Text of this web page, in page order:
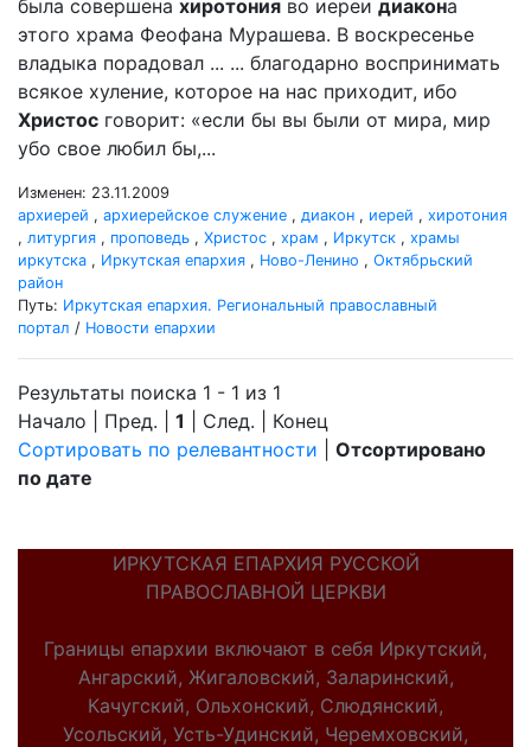
была совершена хиротония во иереи диакона
этого храма Феофана Мурашева. В воскресенье
владыка порадовал ... ... благодарно воспринимать
всякое хуление, которое на нас приходит, ибо
Христос говорит: «если бы вы были от мира, мир
убо свое любил бы,...
Изменен: 23.11.2009
архиерей , архиерейское служение , диакон , иерей , хиротония
, литургия , проповедь , Христос , храм , Иркутск , храмы
иркутска , Иркутская епархия , Ново-Ленино , Октябрьский
район
Путь: Иркутская епархия. Региональный православный
портал / Новости епархии
Результаты поиска 1 - 1 из 1
Начало | Пред. | 1 | След. | Конец
Сортировать по релевантности
Отсортировано
по дате
ИРКУТСКАЯ ЕПАРХИЯ РУССКОЙ
ПРАВОСЛАВНОЙ ЦЕРКВИ
Границы епархии включают в себя Иркутский,
Ангарский, Жигаловский, Заларинский,
Качугский, Ольхонский, Слюдянский,
Усольский, Усть-Удинский, Черемховский,